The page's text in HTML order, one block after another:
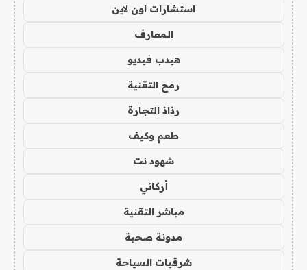
استشارات اون لاين
المعارف
هيدب فيديو
رمح التقنية
رذاذ التجارة
طعم وكيف
شهود نت
أركاني
مباشر التقنية
مدونة صحبة
شرقيات السياحة